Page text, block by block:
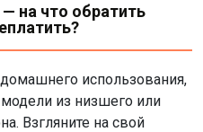
на что обратить
использования,
из низшего или
Взгляните на свой